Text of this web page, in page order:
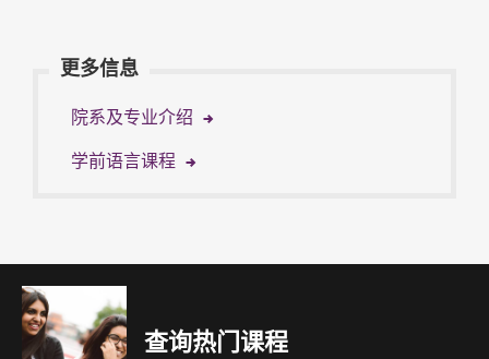
更多信息
院系及专业介绍
学前语言课程
查询热门课程